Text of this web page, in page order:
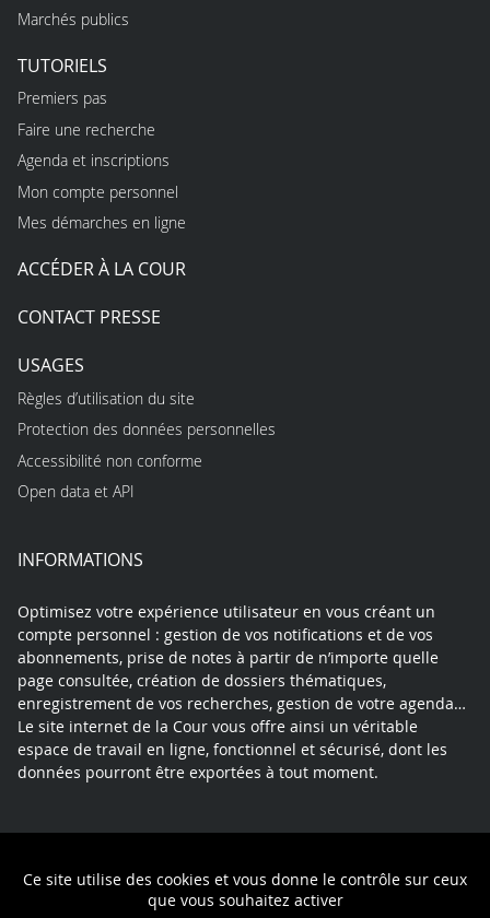
Ce site utilise des cookies et vous donne le contrôle sur ceux
que vous souhaitez activer
Marchés publics
TUTORIELS
Premiers pas
Faire une recherche
Agenda et inscriptions
Mon compte personnel
Mes démarches en ligne
ACCÉDER À LA COUR
CONTACT PRESSE
USAGES
Règles d’utilisation du site
Protection des données personnelles
Accessibilité non conforme
Open data et API
INFORMATIONS
Optimisez votre expérience utilisateur en vous créant un
compte personnel : gestion de vos notifications et de vos
abonnements, prise de notes à partir de n’importe quelle
page consultée, création de dossiers thématiques,
enregistrement de vos recherches, gestion de votre agenda…
Le site internet de la Cour vous offre ainsi un véritable
espace de travail en ligne, fonctionnel et sécurisé, dont les
données pourront être exportées à tout moment.
Politique de confidentialité